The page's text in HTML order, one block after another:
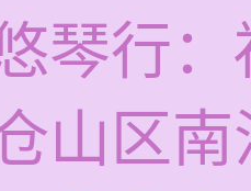
琴行
山区